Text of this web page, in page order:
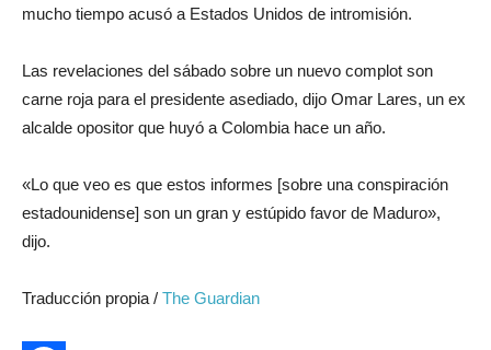
mucho tiempo acusó a Estados Unidos de intromisión.
Las revelaciones del sábado sobre un nuevo complot son
carne roja para el presidente asediado, dijo Omar Lares, un ex
alcalde opositor que huyó a Colombia hace un año.
«Lo que veo es que estos informes [sobre una conspiración
estadounidense] son ​​un gran y estúpido favor de Maduro»,
dijo.
Traducción propia / The Guardian